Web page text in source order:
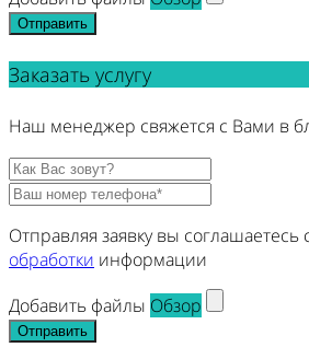
Отправить
Заказать услугу
Наш менеджер свяжется с Вами в
Отправляя заявку вы соглашаетесь
обработки информации
Добавить файлы Обзор
Отправить